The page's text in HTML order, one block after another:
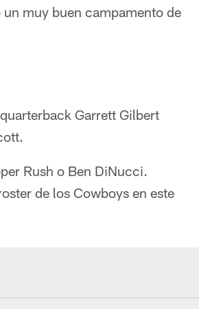
muy buen campamento de
Garrett Gilbert
Rush o Ben DiNucci.
de los Cowboys en este